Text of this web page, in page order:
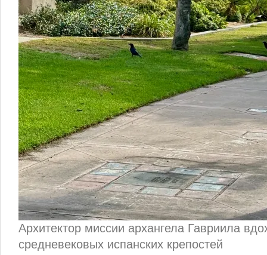
Архитектор миссии архангела Гавриила
средневековых испанских крепостей